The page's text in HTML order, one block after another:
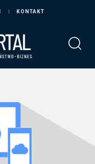
KONTAKT